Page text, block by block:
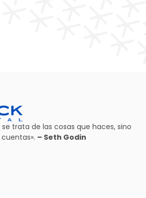
trata de las cosas que haces, sino
– Seth Godin